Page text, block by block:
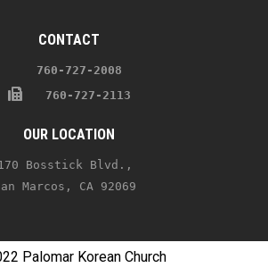
CONTACT
760-727-2008
760-727-2113
OUR LOCATION
Bosstick Blvd.,
Marcos, CA 92069
Palomar Korean Church